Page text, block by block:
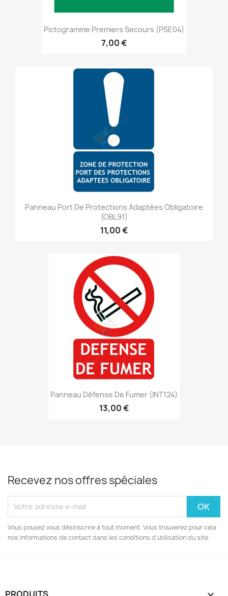
Pictogramme Premiers Secours (PSE04)
7,00 €
Panneau Port De Protections Adaptées Obligatoire
(OBL91)
11,00 €
Panneau Défense De Fumer (INT124)
13,00 €
Recevez nos offres spéciales
Vous pouvez vous désinscrire à tout moment. Vous trouverez pour cela
nos informations de contact dans les conditions d'utilisation du site.